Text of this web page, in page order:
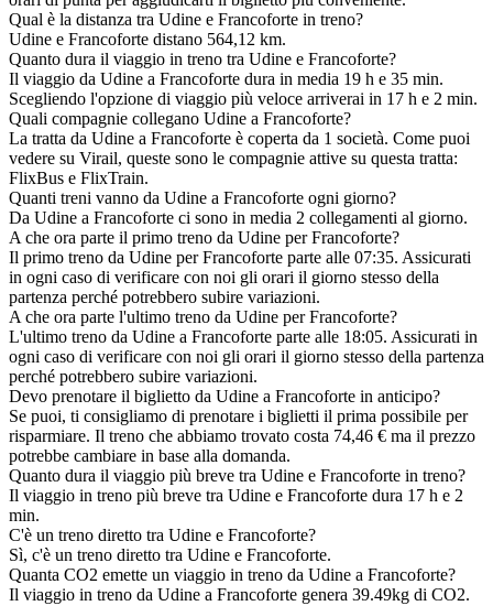
Qual è la distanza tra Udine e Francoforte in treno?
Udine e Francoforte distano 564,12 km.
Quanto dura il viaggio in treno tra Udine e Francoforte?
Il viaggio da Udine a Francoforte dura in media 19 h e 35 min.
Scegliendo l'opzione di viaggio più veloce arriverai in 17 h e 2 min.
Quali compagnie collegano Udine a Francoforte?
La tratta da Udine a Francoforte è coperta da 1 società. Come puoi
vedere su Virail, queste sono le compagnie attive su questa tratta:
FlixBus e FlixTrain.
Quanti treni vanno da Udine a Francoforte ogni giorno?
Da Udine a Francoforte ci sono in media 2 collegamenti al giorno.
A che ora parte il primo treno da Udine per Francoforte?
Il primo treno da Udine per Francoforte parte alle 07:35. Assicurati
in ogni caso di verificare con noi gli orari il giorno stesso della
partenza perché potrebbero subire variazioni.
A che ora parte l'ultimo treno da Udine per Francoforte?
L'ultimo treno da Udine a Francoforte parte alle 18:05. Assicurati in
ogni caso di verificare con noi gli orari il giorno stesso della partenza
perché potrebbero subire variazioni.
Devo prenotare il biglietto da Udine a Francoforte in anticipo?
Se puoi, ti consigliamo di prenotare i biglietti il prima possibile per
risparmiare. Il treno che abbiamo trovato costa 74,46 € ma il prezzo
potrebbe cambiare in base alla domanda.
Quanto dura il viaggio più breve tra Udine e Francoforte in treno?
Il viaggio in treno più breve tra Udine e Francoforte dura 17 h e 2
min.
C'è un treno diretto tra Udine e Francoforte?
Sì, c'è un treno diretto tra Udine e Francoforte.
Quanta CO2 emette un viaggio in treno da Udine a Francoforte?
Il viaggio in treno da Udine a Francoforte genera 39.49kg di CO2.